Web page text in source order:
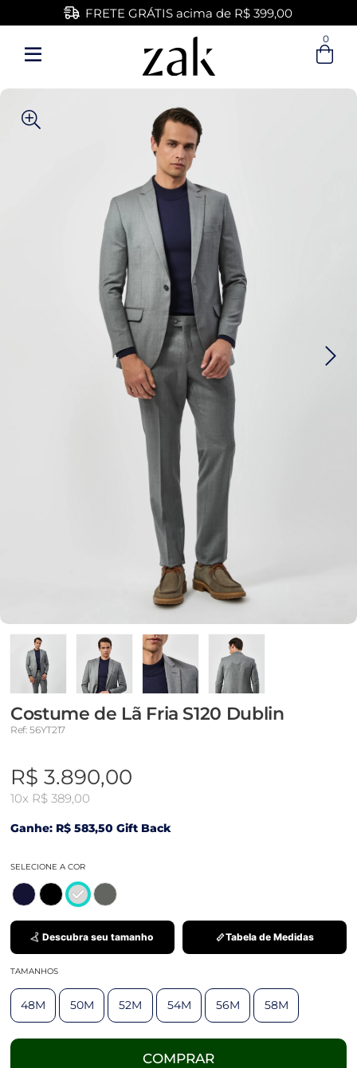
FRETE GRÁTIS acima de R$ 399,00
0
Costume de Lã Fria S120 Dublin
Ref: 56YT217
R$ 3.890,00
10x R$ 389,00
Ganhe: R$ 583,50 Gift Back
SELECIONE A COR
Descubra seu tamanho Tabela de Medidas
TAMANHOS
48M 50M 52M 54M 56M 58M
COMPRAR